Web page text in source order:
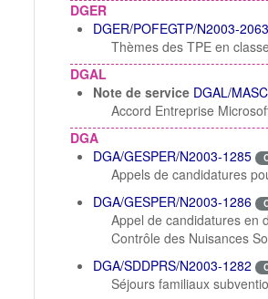
DGER
DGER/POFEGTP/N2003-2063
Thèmes des TPE en
DGAL
Note de service DGAL/
Accord Entreprise
DGA
DGA/GESPER/N2003-1285
Appels de candidatures
DGA/GESPER/N2003-1286
Appel de candidatures en
Contrôle des Nuisances
DGA/SDDPRS/N2003-1282
Séjours familiaux